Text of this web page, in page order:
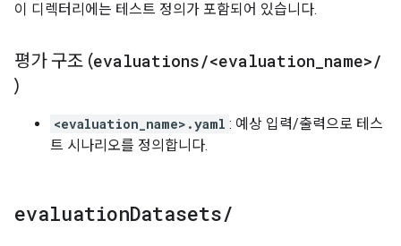
이 디렉터리에는 테스트 정의가 포함되어 있습니다.
평가 구조 (evaluations/<evaluation name>/
)
<evaluation_name>.yaml : 예상 입력/출력으로 테스
트 시나리오를 정의합니다.
evaluationDatasets/